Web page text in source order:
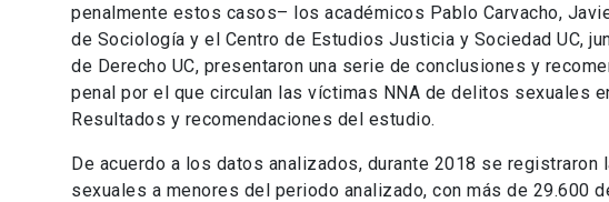
penalmente estos casos– los académicos Pablo Carvacho,
de Sociología y el Centro de Estudios Justicia y Sociedad UC,
de Derecho UC, presentaron una serie de conclusiones y
penal por el que circulan las víctimas NNA de delitos sexuales
Resultados y recomendaciones del estudio.
De acuerdo a los datos analizados, durante 2018 se
sexuales a menores del periodo analizado, con más de 29.600